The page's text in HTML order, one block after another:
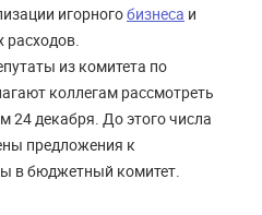
игорногобизнеса и
расходов.
из комитета по
коллегам рассмотреть
24 декабря. До этого числа
предложения к
в бюджетный комитет.